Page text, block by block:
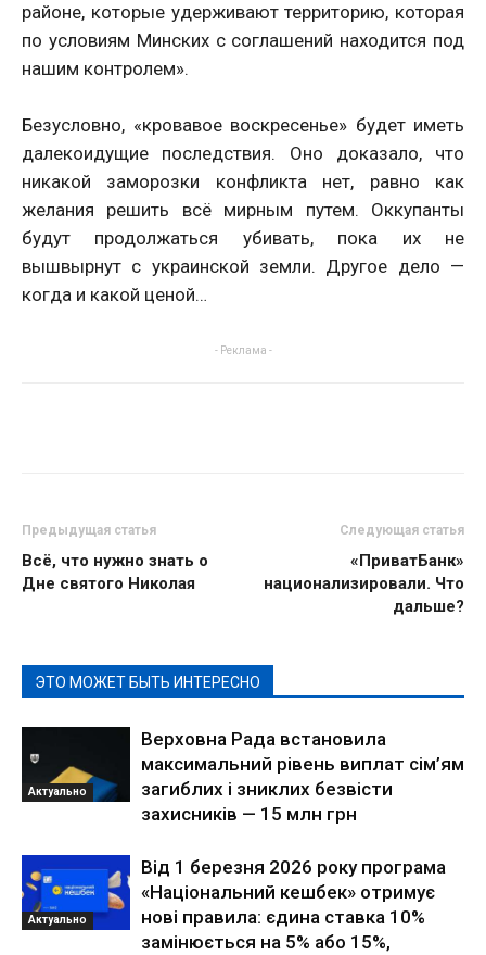
районе, которые удерживают территорию, которая
по условиям Минских с соглашений находится под
нашим контролем».
Безусловно, «кровавое воскресенье» будет иметь
далекоидущие последствия. Оно доказало, что
никакой заморозки конфликта нет, равно как
желания решить всё мирным путем. Оккупанты
будут продолжаться убивать, пока их не
вышвырнут с украинской земли. Другое дело —
когда и какой ценой…
- Реклама -
Предыдущая статья
Всё, что нужно знать о
Дне святого Николая
Следующая статья
«ПриватБанк»
национализировали. Что
дальше?
ЭТО МОЖЕТ БЫТЬ ИНТЕРЕСНО
Актуально
Верховна Рада встановила
максимальний рівень виплат сім’ям
загиблих і зниклих безвісти
захисників — 15 млн грн
Актуально
Від 1 березня 2026 року програма
«Національний кешбек» отримує
нові правила: єдина ставка 10%
замінюється на 5% або 15%,